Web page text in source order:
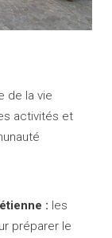
de la vie
activités et
: les
préparer le